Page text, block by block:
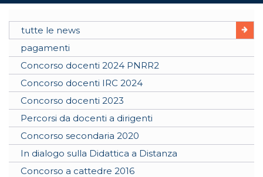
tutte le news
pagamenti
Concorso docenti 2024 PNRR2
Concorso docenti IRC 2024
Concorso docenti 2023
Percorsi da docenti a dirigenti
Concorso secondaria 2020
In dialogo sulla Didattica a Distanza
Concorso a cattedre 2016